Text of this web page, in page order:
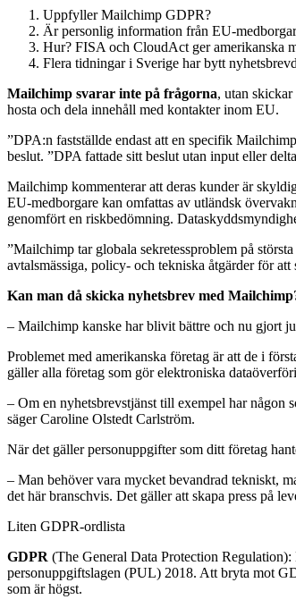
Uppfyller Mailchimp GDPR?
Är personlig information från EU-
Hur? FISA och CloudAct ger amerikanska
Flera tidningar i Sverige har bytt
Mailchimp svarar inte på frågorna, utan
hosta och dela innehåll med kontakter inom EU.
”DPA:n fastställde endast att en specifik
beslut. ”DPA fattade sitt beslut utan input eller
Mailchimp kommenterar att deras kunder är
EU-medborgare kan omfattas av utländsk
genomfört en riskbedömning.
”Mailchimp tar globala sekretessproblem på
avtalsmässiga, policy- och tekniska åtgärder för
Kan man då skicka nyhetsbrev med
– Mailchimp kanske har blivit bättre och nu gjort
Problemet med amerikanska företag är att de i
gäller alla företag som gör elektroniska
– Om en nyhetsbrevstjänst till exempel har någon
säger Caroline Olstedt Carlström.
När det gäller personuppgifter som ditt företag
– Man behöver vara mycket bevandrad tekniskt,
det här branschvis. Det gäller att skapa press på
Liten GDPR-ordlista
GDPR (The General Data Protection
personuppgiftslagen (PUL) 2018. Att bryta mot
som är högst.